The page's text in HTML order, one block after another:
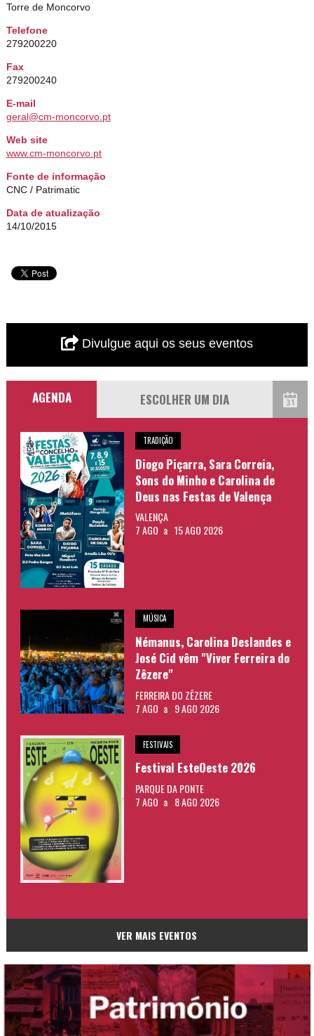
Torre de Moncorvo
Telefone
279200220
Fax
279200240
E-mail
geral@cm-moncorvo.pt
Web site
www.cm-moncorvo.pt
Fonte de informação
CNC / Patrimatic
Data de atualização
14/10/2015
Divulgue aqui os seus eventos
AGENDA
TRADIÇÃO
Diogo Piçarra, Sara Correia,
Sons do Minho e Carolina de
Deus nas Festas de Valença
VALENÇA
7 AGO a 15 AGO 2026
MÚSICA
Némanus, Carolina Deslandes e
José Cid vêm "Viver Ferreira do
Zêzere"
FERREIRA DO ZÊZERE
7 AGO a 9 AGO 2026
FESTIVAIS
Festival EsteOeste 2026
PARQUE DA PONTE
7 AGO a 8 AGO 2026
VER MAIS EVENTOS